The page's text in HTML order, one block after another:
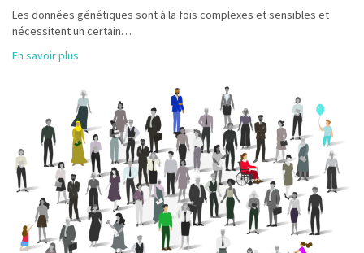
Les données génétiques sont à la fois complexes et sensibles et
nécessitent un certain…
En savoir plus